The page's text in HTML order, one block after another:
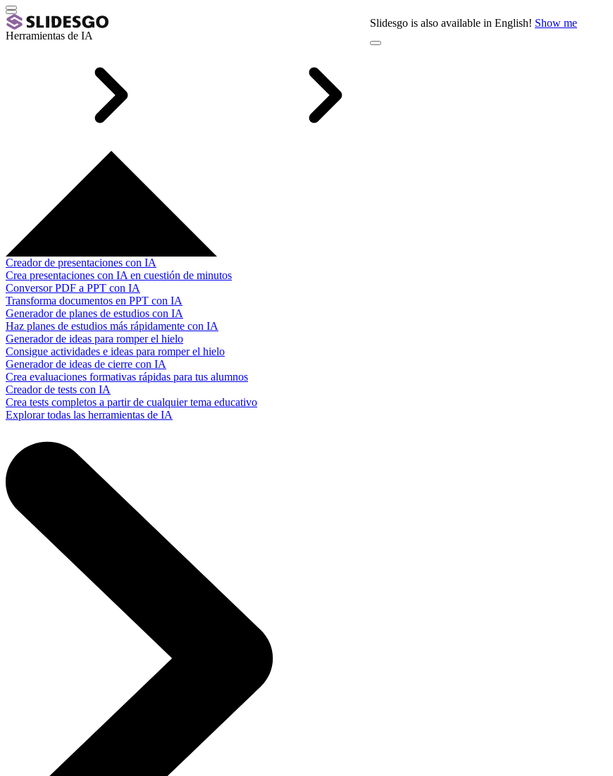
Slidesgo is also available in English! Show me
Herramientas de IA
Creador de presentaciones con IA
Crea presentaciones con IA en cuestión de minutos
Conversor PDF a PPT con IA
Transforma documentos en PPT con IA
Generador de planes de estudios con IA
Haz planes de estudios más rápidamente con IA
Generador de ideas para romper el hielo
Consigue actividades e ideas para romper el hielo
Generador de ideas de cierre con IA
Crea evaluaciones formativas rápidas para tus alumnos
Creador de tests con IA
Crea tests completos a partir de cualquier tema educativo
Explorar todas las herramientas de IA